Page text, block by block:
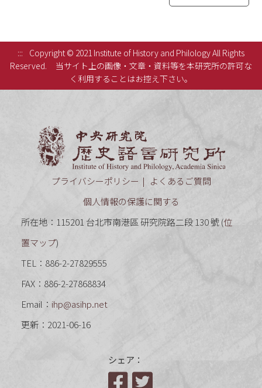
:::
Copyright © 2021 Institute of History and Philology All Rights
Reserved.
当サイト上の画像・文章・資料等を本研究所の許可な
く利用することはお控え下さい。
プライバシーポリシー
よくあるご質問
個人情報の保護に関する
所在地：115201 台北市南港區 研究院路二段 130 號 (位
置マップ)
TEL：886-2-27829555
FAX：886-2-27868834
Email： ihp@asihp.net
更新：2021-06-16
シェア：
Facebook